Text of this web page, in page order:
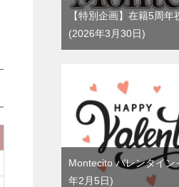
【特別企画】在籍5周年
2026年3月30日
Montecito バレンタイン
年2月5日